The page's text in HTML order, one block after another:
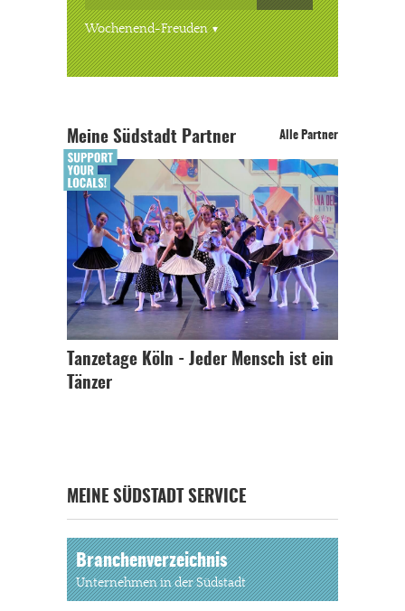
Wochenend-Freuden
Meine Südstadt Partner Alle Partner
Tanzetage Köln - Jeder Mensch ist ein
Tänzer
MEINE SÜDSTADT SERVICE
Branchenverzeichnis
Unternehmen in der Südstadt